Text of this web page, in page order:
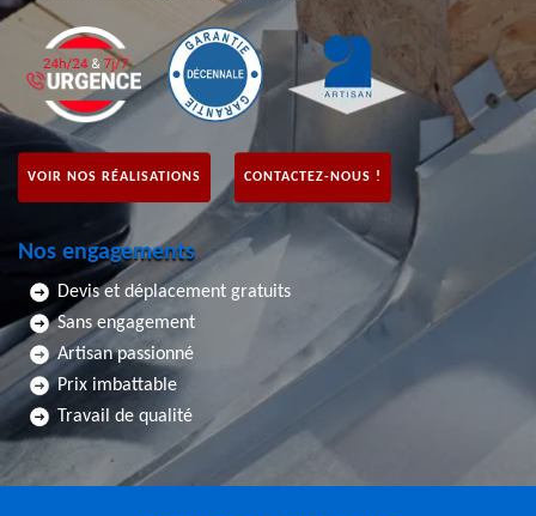
VOIR NOS RÉALISATIONS CONTACTEZ-NOUS !
Nos engagements
Devis et déplacement gratuits
Sans engagement
Artisan passionné
Prix imbattable
Travail de qualité